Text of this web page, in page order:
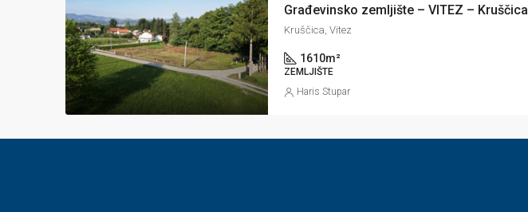
Građevinsko zemljište – VITEZ – Kruščica
Kruščica, Vitez
1610m²
ZEMLJIŠTE
Haris Stupar